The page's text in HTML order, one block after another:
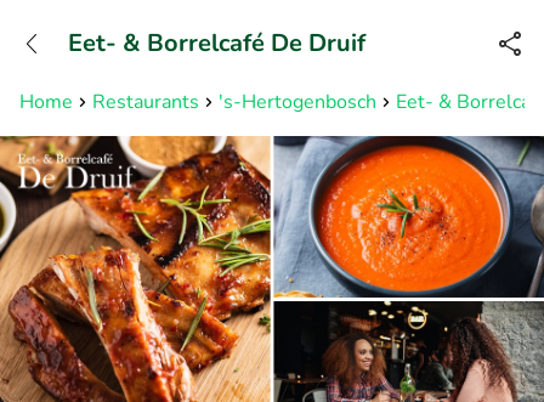
Bereikbaar tot 23:00 uur
Home Restaurants 's-Hertogenbosch Eet- &
Eet- & Borrelcafé De Druif